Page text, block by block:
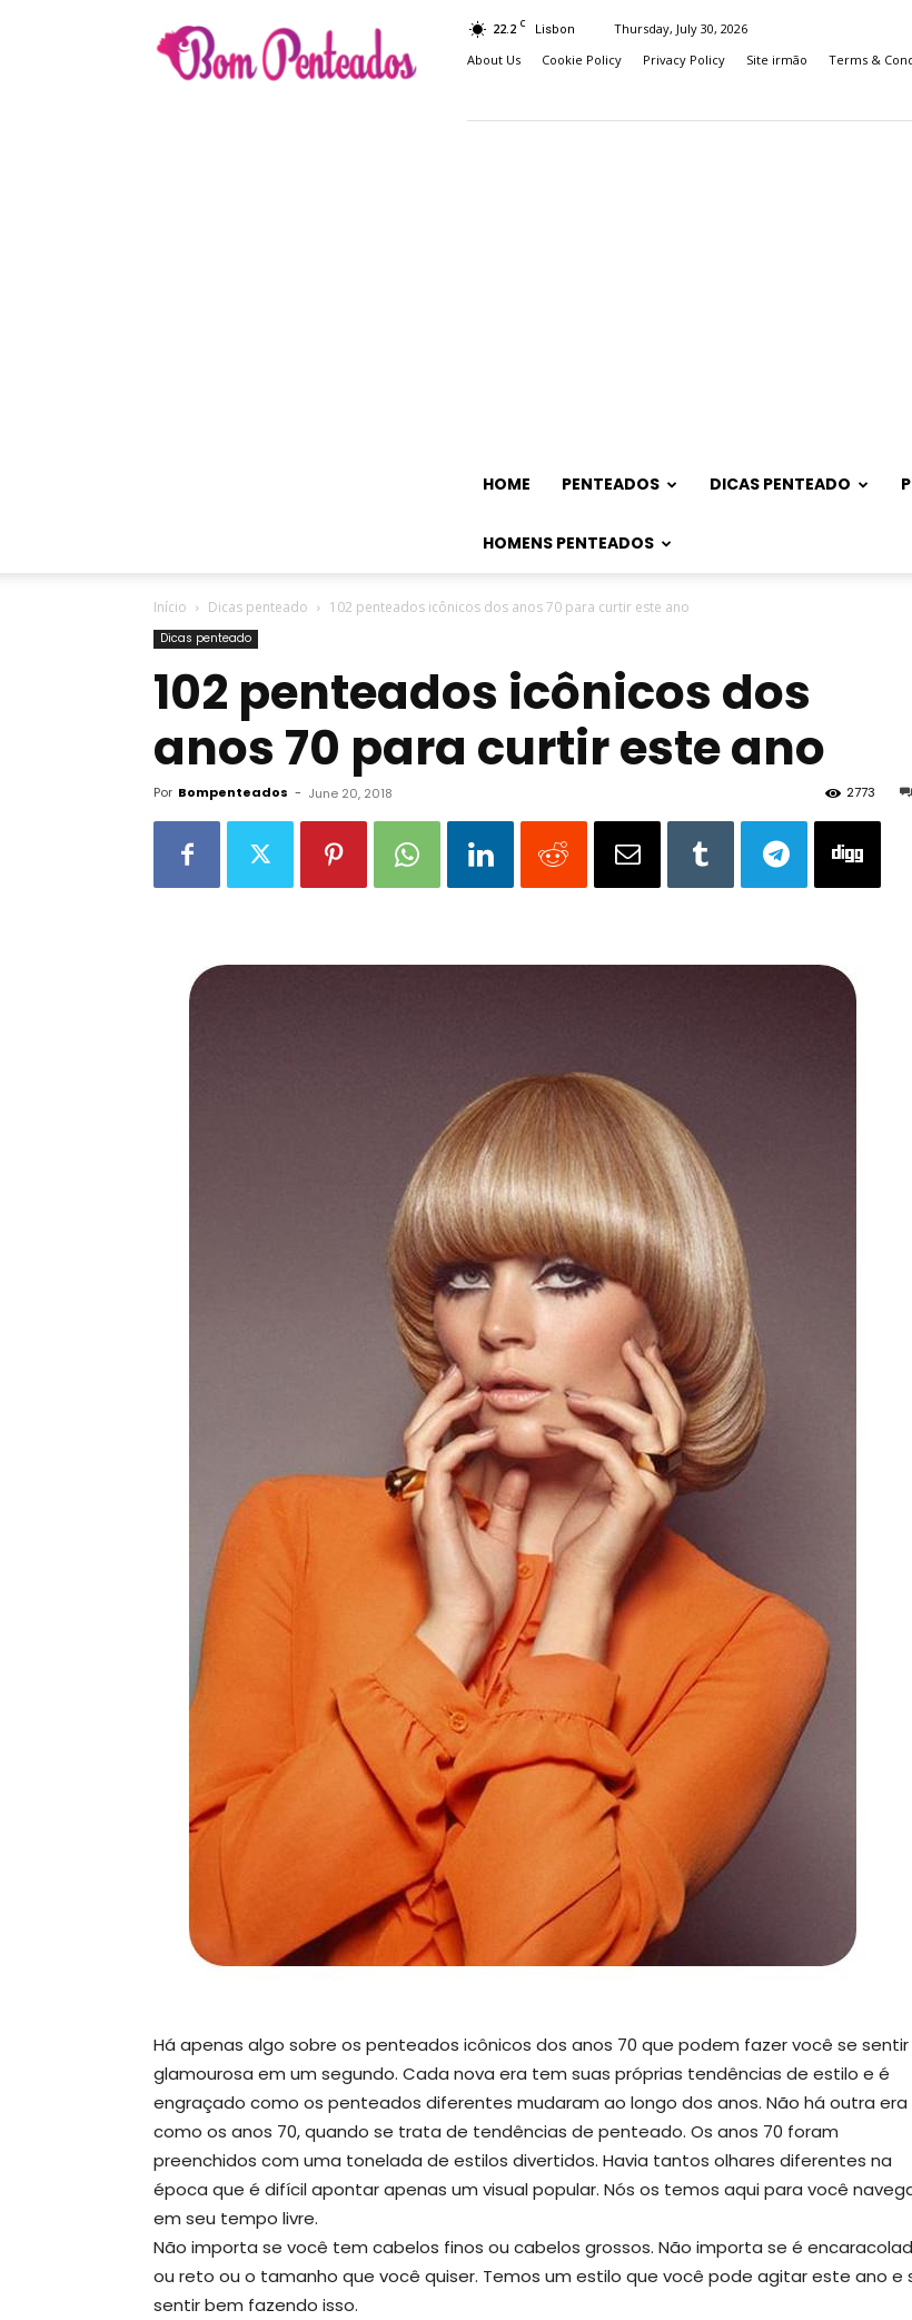
Penteados
22.2 C Lisbon
Thursday, July 30, 2026
About Us
Cookie Policy Privacy Policy Site irmão Terms &
HOME PENTEADOS DICAS PENTEADO
HOMENS PENTEADOS
Início Dicas penteado 102 penteados icônicos dos anos 70 para curtir este ano
Dicas penteado
102 penteados icônicos dos
anos 70 para curtir este ano
Por Bompenteados - June 20, 2018 2773
Há apenas algo sobre os penteados icônicos dos anos 70 que podem fazer você se sentir
glamourosa em um segundo. Cada nova era tem suas próprias tendências de estilo e é
engraçado como os penteados diferentes mudaram ao longo dos anos. Não há outra era
como os anos 70, quando se trata de tendências de penteado. Os anos 70 foram
preenchidos com uma tonelada de estilos divertidos. Havia tantos olhares diferentes na
época que é difícil apontar apenas um visual popular. Nós os temos aqui para você
em seu tempo livre.
Não importa se você tem cabelos finos ou cabelos grossos. Não importa se é
ou reto ou o tamanho que você quiser. Temos um estilo que você pode agitar este ano e
sentir bem fazendo isso.